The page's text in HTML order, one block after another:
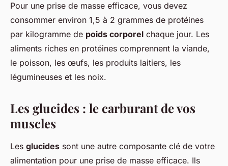
Pour une prise de masse efficace, vous devez
consommer environ 1,5 à 2 grammes de protéines
par kilogramme de poids corporel chaque jour. Les
aliments riches en protéines comprennent la viande,
le poisson, les œufs, les produits laitiers, les
légumineuses et les noix.
Les glucides : le carburant de vos
muscles
Les glucides sont une autre composante clé de votre
alimentation pour une prise de masse efficace. Ils